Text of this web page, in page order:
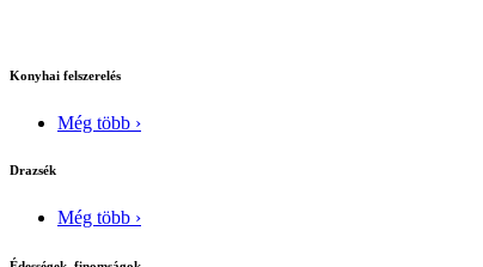
Konyhai felszerelés
Még több ›
Drazsék
Még több ›